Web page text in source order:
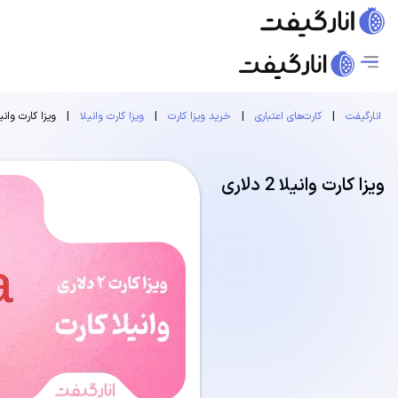
انارگیفت | کارت‌های اعتباری | خرید ویزا کارت | ویزا کارت وانیلا | ویزا کارت وانیلا 2
ویزا کارت وانیلا 2 دلاری